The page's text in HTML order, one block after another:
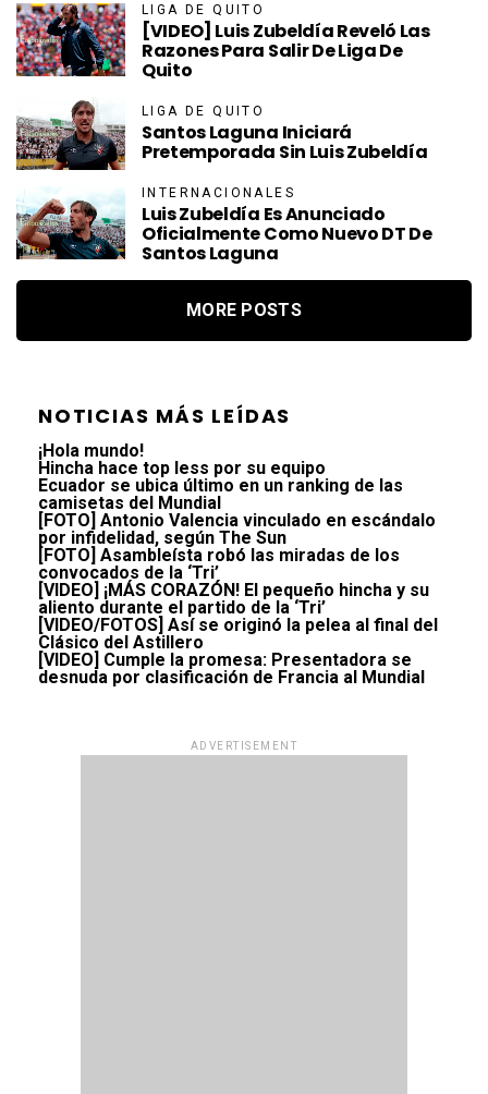
LIGA DE QUITO
[VIDEO] Luis Zubeldía Reveló Las
Razones Para Salir De Liga De
Quito
LIGA DE QUITO
Santos Laguna Iniciará
Pretemporada Sin Luis Zubeldía
INTERNACIONALES
Luis Zubeldía Es Anunciado
Oficialmente Como Nuevo DT De
Santos Laguna
MORE POSTS
NOTICIAS MÁS LEÍDAS
¡Hola mundo!
Hincha hace top less por su equipo
Ecuador se ubica último en un ranking de las
camisetas del Mundial
[FOTO] Antonio Valencia vinculado en escándalo
por infidelidad, según The Sun
[FOTO] Asambleísta robó las miradas de los
convocados de la ‘Tri’
[VIDEO] ¡MÁS CORAZÓN! El pequeño hincha y su
aliento durante el partido de la ‘Tri’
[VIDEO/FOTOS] Así se originó la pelea al final del
Clásico del Astillero
[VIDEO] Cumple la promesa: Presentadora se
desnuda por clasificación de Francia al Mundial
ADVERTISEMENT